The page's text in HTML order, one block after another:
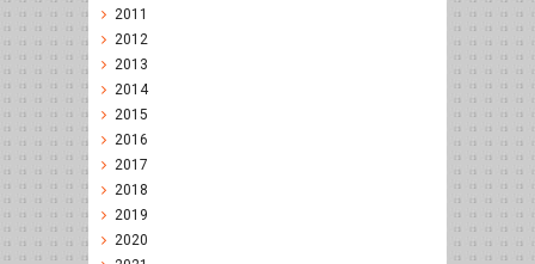
2011
2012
2013
2014
2015
2016
2017
2018
2019
2020